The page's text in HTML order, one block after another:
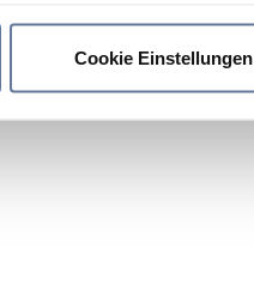
Cookie Einstellungen